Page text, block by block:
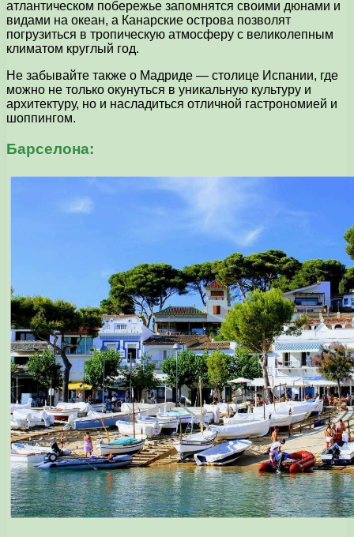
атлантическом побережье запомнятся своими дюнами и
видами на океан, а Канарские острова позволят
погрузиться в тропическую атмосферу с великолепным
климатом круглый год.
Не забывайте также о Мадриде — столице Испании, где
можно не только окунуться в уникальную культуру и
архитектуру, но и насладиться отличной гастрономией и
шоппингом.
Барселона: